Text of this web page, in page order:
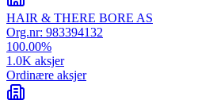
HAIR & THERE BORE AS
Org.nr: 983394132
100.00%
1.0K aksjer
Ordinære aksjer